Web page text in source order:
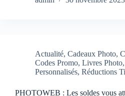
Actualité, Cadeaux Photo,
Codes Promo, Livres Photo,
Personnalisés, Réductions
PHOTOWEB : Les soldes vous